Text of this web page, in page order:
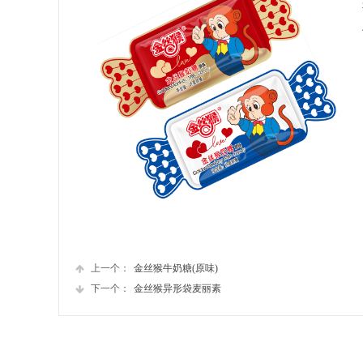
上一个：
金丝猴牛奶糖(原味)
下一个：
金丝猴异形袋麦丽素